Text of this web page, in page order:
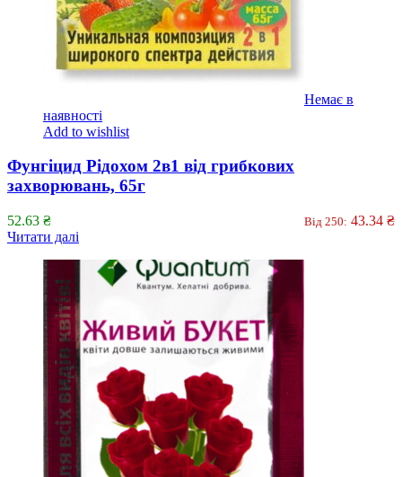
Немає в
наявності
Add to wishlist
Фунгіцид Рідохом 2в1 від грибкових
захворювань, 65г
52.63 ₴ Від 250: 43.34 ₴
Читати далі